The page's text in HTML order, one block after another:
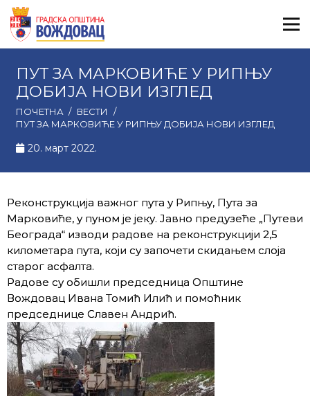
ПУТ ЗА МАРКОВИЋЕ У РИПЊУ
ДОБИЈА НОВИ ИЗГЛЕД
ПОЧЕТНА / ВЕСТИ
/
ПУТ ЗА МАРКОВИЋЕ У РИПЊУ ДОБИЈА НОВИ ИЗГЛЕД
20. март 2022.
Реконструкција важног пута у Рипњу, Пута за
Марковиће, у пуном је јеку. Јавно предузеће „Путеви
Београда“ изводи радове на реконструкцији 2,5
километара пута, који су започети скидањем слоја
старог асфалта.
Радове су обишли председница Општине
Вождовац Ивана Томић Илић и помоћник
председнице Славен Андрић.